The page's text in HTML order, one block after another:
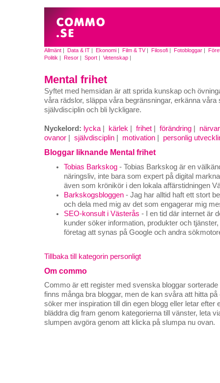
Allmänt | Data & IT | Ekonomi | Film & TV| Filosofi | Fotobloggar |
Politik | Resor | Sport | Vetenskap |
Mental frihet
Syftet med hemsidan är att sprida kunskap och
våra rädslor, släppa våra begränsningar, erkänna
självdisciplin och bli lyckligare.
Nyckelord: lycka kärlek frihet förändring
ovanor
självdisciplin motivation personlig
Bloggar liknande Mental frihet
Tobias Barkskog - Tobias Barkskog är en
näringsliv, inte bara som expert på digital
även som krönikör i den lokala affärstidningen
Barkskogsbloggen - Jag har alltid haft ett stort
och dela med mig av det som engagerar mig
SEO-konsult i Västerås - I en tid där internet är
kunder söker information, produkter och
företag att synas på Google och andra
Tillbaka till kategorin personligt
Om commo
Commo är ett register med svenska bloggar sorterade
finns många bra bloggar, men de kan svåra att hitta
söker mer inspiration till din egen blogg eller letar efter
bläddra dig fram genom kategorierna till vänster, leta
slumpen avgöra genom att klicka på slumpa nu ovan.